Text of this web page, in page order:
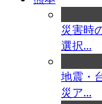
災害時
選択...
地震・
災ア...